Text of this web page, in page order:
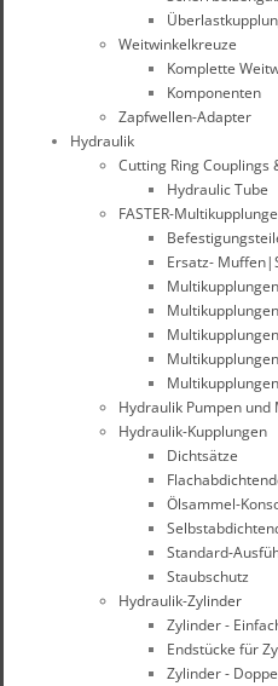
Weitwinkelkreuze
Komplette
Komponenten
Zapfwellen-Adapter
Hydraulik
Cutting Ring Couplings
Hydraulic Tube
FASTER-
Ersatz-
Hydraulik Pumpen und
Hydraulik-Kupplungen
Dichtsätze
Ölsammel-
Standard-
Staubschutz
Hydraulik-Zylinder
Zylinder -
Endstücke für
Zylinder -